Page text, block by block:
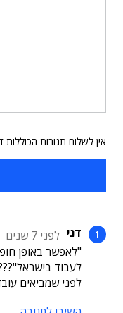
אין לשלוח תגובות
דני לפני 7 שנים
"לאפשר באופן
לפני שמביאים